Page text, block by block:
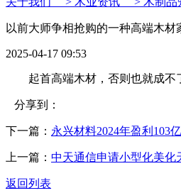
以前大师争相抢购的一种高端木材
2025-04-17 09:53
起首高端木材，否则也就成不了
分享到：
下一篇： 永兴材料2024年盈利103
上一篇： 中天通信申请小型化美化
返回列表